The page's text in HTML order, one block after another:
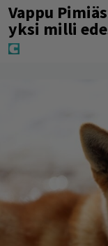
Vappu
yksi milli